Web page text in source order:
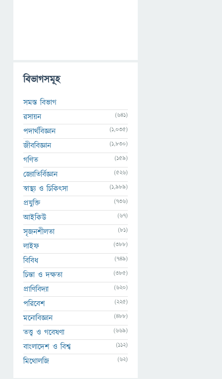
বিভাগসমূহ
সমস্ত বিভাগ
রসায়ন
(641)
পদার্থবিজ্ঞান (1,035)
জীববিজ্ঞান (1,830)
গণিত (159)
জ্যোতির্বিজ্ঞান (526)
স্বাস্থ্য ও চিকিৎসা (1,989)
প্রযুক্তি (736)
আইকিউ (67)
সৃজনশীলতা (81)
লাইফ (388)
বিবিধ (749)
চিন্তা ও দক্ষতা (385)
প্রাণিবিদ্যা (620)
পরিবেশ (225)
মনোবিজ্ঞান (488)
তত্ত্ব ও গবেষণা (669)
বাংলাদেশ ও বিশ্ব (112)
মিথোলজি (62)